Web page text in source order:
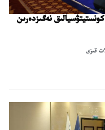
نەگىزدەرىن
قىزى